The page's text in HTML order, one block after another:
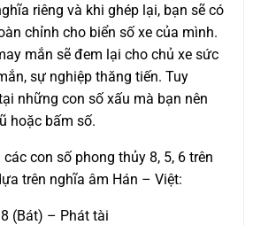
riêng và khi ghép lại, bạn sẽ có
chỉnh cho biển số xe của mình.
mắn sẽ đem lại cho chủ xe sức
sự nghiệp thăng tiến. Tuy
những con số xấu mà bạn nên
hoặc bấm số.
con số phong thủy 8, 5, 6 trên
trên nghĩa âm Hán – Việt:
(Bát) – Phát tài